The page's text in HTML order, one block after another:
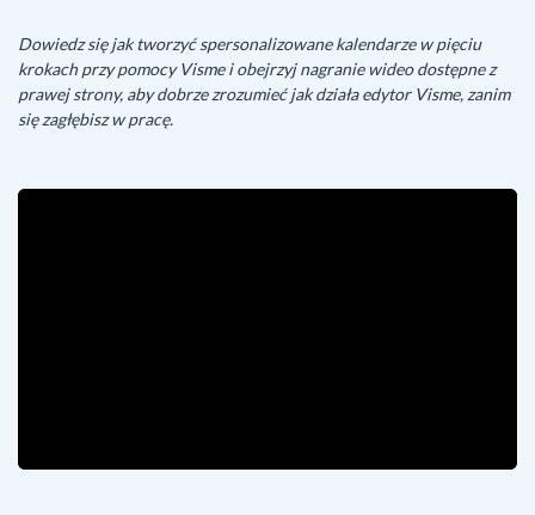
Dowiedz się jak tworzyć spersonalizowane kalendarze w pięciu
krokach przy pomocy Visme i obejrzyj nagranie wideo dostępne z
prawej strony, aby dobrze zrozumieć jak działa edytor Visme, zanim
się zagłębisz w pracę.